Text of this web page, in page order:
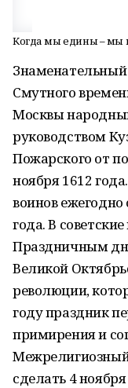
Когда мы едины – мы
Знаменательный
Смутного
Москвы
руководством
Пожарского от
ноября 1612
воинов
года. В
Праздничным
Великой
революции,
году праздник
примирения и
сделать 4